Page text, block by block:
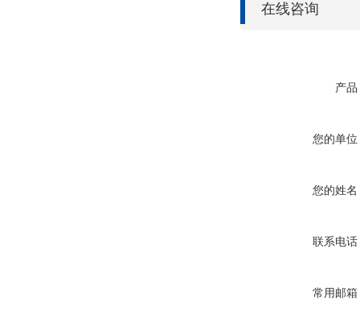
在线咨询
产品
您的单位
您的姓名
联系电话
常用邮箱